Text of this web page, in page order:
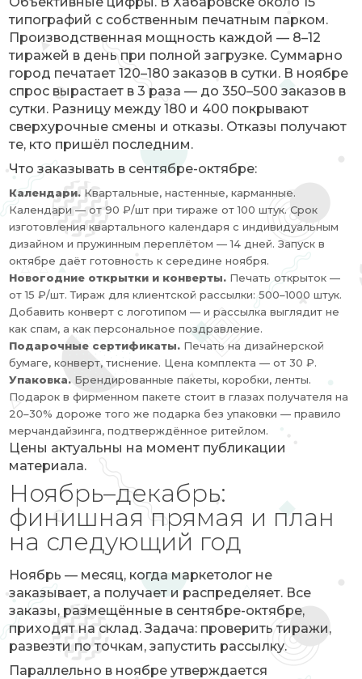
типографий с собственным печатным парком.
Производственная мощность каждой — 8–12
тиражей в день при полной загрузке. Суммарно
город печатает 120–180 заказов в сутки. В ноябре
спрос вырастает в 3 раза — до 350–500 заказов в
сутки. Разницу между 180 и 400 покрывают
сверхурочные смены и отказы. Отказы получают
те, кто пришёл последним.
Что заказывать в сентябре-октябре:
Календари. Квартальные, настенные, карманные.
Календари — от 90 ₽/шт при тираже от 100 штук. Срок
изготовления квартального календаря с индивидуальным
дизайном и пружинным переплётом — 14 дней. Запуск в
октябре даёт готовность к середине ноября.
Новогодние открытки и конверты. Печать открыток —
от 15 ₽/шт. Тираж для клиентской рассылки: 500–1000 штук.
Добавить конверт с логотипом — и рассылка выглядит не
как спам, а как персональное поздравление.
Подарочные сертификаты. Печать на дизайнерской
бумаге, конверт, тиснение. Цена комплекта — от 30 ₽.
Упаковка. Брендированные пакеты, коробки, ленты.
Подарок в фирменном пакете стоит в глазах получателя на
20–30% дороже того же подарка без упаковки — правило
мерчандайзинга, подтверждённое ритейлом.
Цены актуальны на момент публикации
материала.
Ноябрь–декабрь:
финишная прямая и план
на следующий год
Ноябрь — месяц, когда маркетолог не
заказывает, а получает и распределяет. Все
заказы, размещённые в сентябре-октябре,
приходят на склад. Задача: проверить тиражи,
развезти по точкам, запустить рассылку.
Параллельно в ноябре утверждается